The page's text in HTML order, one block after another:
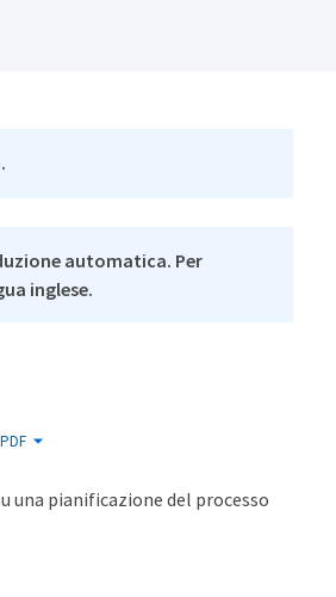
automatica. Per
inglese.
PDF
pianificazione del processo